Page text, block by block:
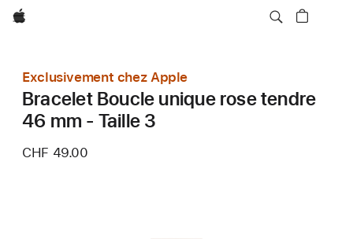
Apple
Exclusivement chez Apple
Bracelet Boucle unique rose tendre
46 mm - Taille 3
CHF 49.00